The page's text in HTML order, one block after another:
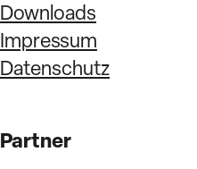
Downloads
Impressum
Datenschutz
Partner